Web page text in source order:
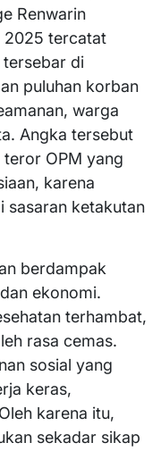
Renwarin
2025 tercatat
tersebar di
puluhan korban
warga
Angka tersebut
OPM yang
karena
sasaran ketakutan
berdampak
ekonomi.
terhambat,
rasa cemas.
sosial yang
keras,
karena itu,
sekadar sikap